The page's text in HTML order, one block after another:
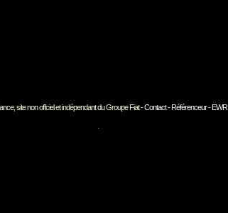
site non offciel et indépendant du Groupe Fiat -Contact-Référenceur-EWR